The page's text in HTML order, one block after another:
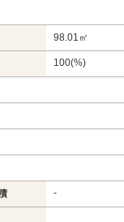
98.01㎡
100(%)
-